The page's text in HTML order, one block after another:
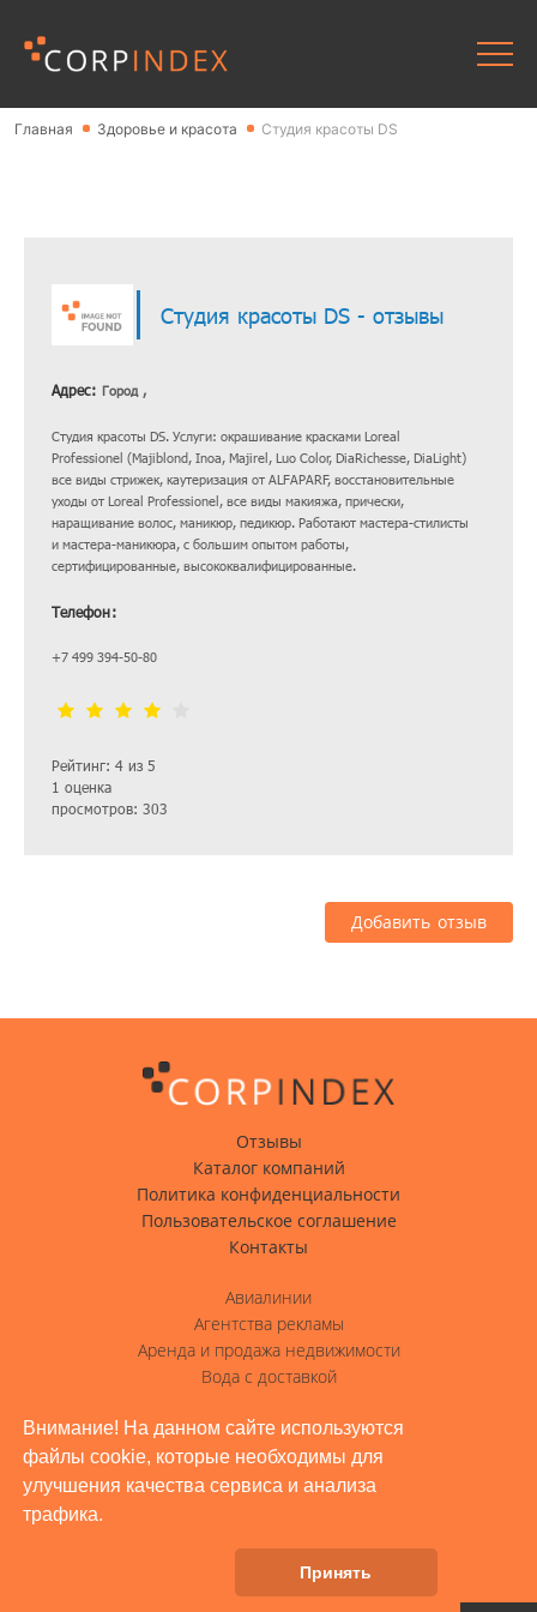
Внимание! На данном сайте используются
файлы cookie, которые необходимы для
улучшения качества сервиса и анализа
трафика.
Принять
Главная Здоровье и красота Студия красоты DS
Студия красоты DS - отзывы
Адрес: Город ,
Студия красоты DS. Услуги: окрашивание красками Loreal
Professionel (Majiblond, Inoa, Majirel, Luo Color, DiaRichesse, DiaLight)
все виды стрижек, каутеризация от ALFAPARF, восстановительные
уходы от Loreal Professionel, все виды макияжа, прически,
наращивание волос, маникюр, педикюр. Работают мастера-стилисты
и мастера-маникюра, с большим опытом работы,
сертифицированные, высококвалифицированные.
Рейтинг: 4 из 5
1 оценка
просмотров: 303
Телефон:
+7 499 394-50-80
Добавить отзыв
Отзывы
Каталог компаний
Политика конфиденциальности
Пользовательское соглашение
Контакты
Авиалинии
Агентства рекламы
Аренда и продажа недвижимости
Вода с доставкой
Грузовые перевозки
Доставка грузов
Здоровье и красота